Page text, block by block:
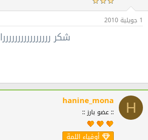
1 جويلية 2010
شكر ررررررررررررررررا
H
hanine_mona
:: عضو بارز ::
أوفياء اللمة